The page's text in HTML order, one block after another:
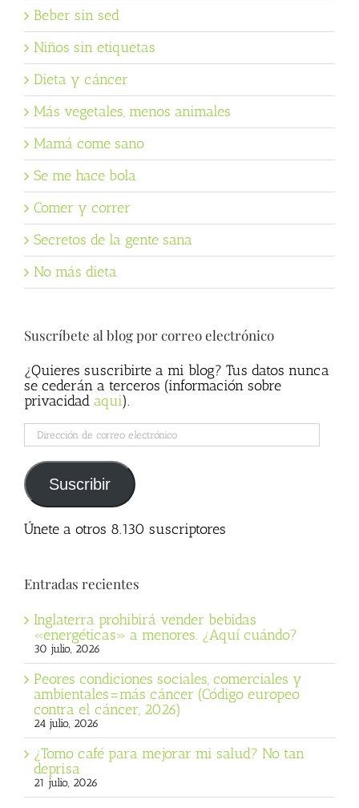
Beber sin sed
Niños sin etiquetas
Dieta y cáncer
Más vegetales, menos animales
Mamá come sano
Se me hace bola
Comer y correr
Secretos de la gente sana
No más dieta
Suscríbete al blog por correo electrónico
¿Quieres suscribirte a mi blog? Tus datos nunca
se cederán a terceros (información sobre
privacidad aqui).
Dirección
de
correo
electrónico
Suscribir
Únete a otros 8.130 suscriptores
Entradas recientes
Inglaterra prohibirá vender bebidas
«energéticas» a menores. ¿Aquí cuándo?
30 julio, 2026
Peores condiciones sociales, comerciales y
ambientales=más cáncer (Código europeo
contra el cáncer, 2026)
24 julio, 2026
¿Tomo café para mejorar mi salud? No tan
deprisa
21 julio, 2026